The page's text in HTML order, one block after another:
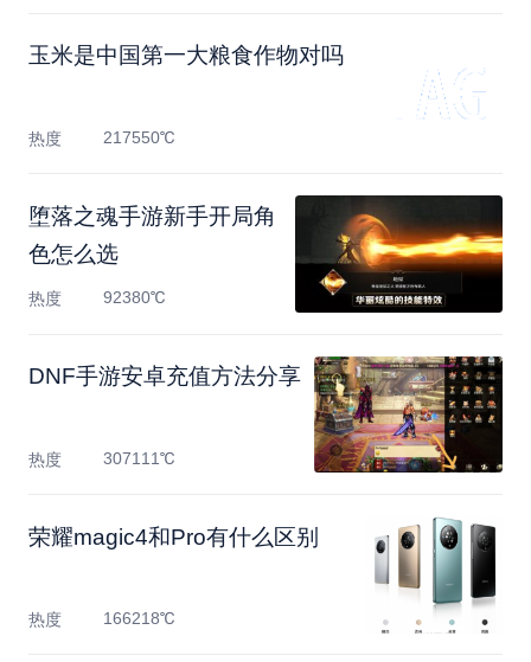
玉米是中国第一大粮食作物对吗
热度 217550℃
堕落之魂手游新手开局角
色怎么选
热度 92380℃
DNF手游安卓充值方法分享
热度 307111℃
荣耀magic4和Pro有什么区别
热度 166218℃